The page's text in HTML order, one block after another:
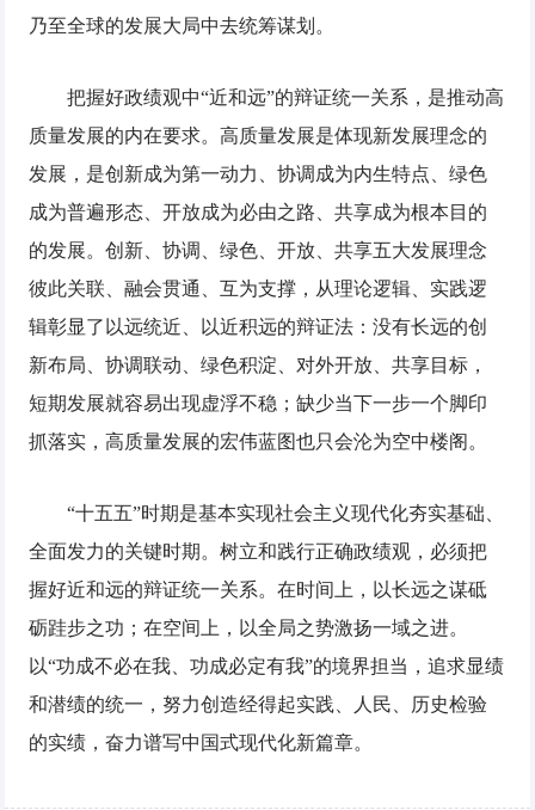
乃至全球的发展大局中去统筹谋划。
把握好政绩观中“近和远”的辩证统一关系，是推动高
质量发展的内在要求。高质量发展是体现新发展理念的
发展，是创新成为第一动力、协调成为内生特点、绿色
成为普遍形态、开放成为必由之路、共享成为根本目的
的发展。创新、协调、绿色、开放、共享五大发展理念
彼此关联、融会贯通、互为支撑，从理论逻辑、实践逻
辑彰显了以远统近、以近积远的辩证法：没有长远的创
新布局、协调联动、绿色积淀、对外开放、共享目标，
短期发展就容易出现虚浮不稳；缺少当下一步一个脚印
抓落实，高质量发展的宏伟蓝图也只会沦为空中楼阁。
“十五五”时期是基本实现社会主义现代化夯实基础、
全面发力的关键时期。树立和践行正确政绩观，必须把
握好近和远的辩证统一关系。在时间上，以长远之谋砥
砺跬步之功；在空间上，以全局之势激扬一域之进。
以“功成不必在我、功成必定有我”的境界担当，追求显绩
和潜绩的统一，努力创造经得起实践、人民、历史检验
的实绩，奋力谱写中国式现代化新篇章。